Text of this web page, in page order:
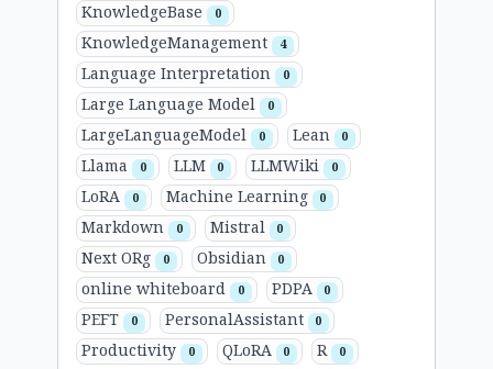
KnowledgeBase 0
KnowledgeManagement 4
Language Interpretation 0
Large Language Model 0
LargeLanguageModel 0 Lean 0
Llama 0 LLM 0 LLMWiki 0
LoRA 0 Machine Learning 0
Markdown 0 Mistral 0
Next ORg 0 Obsidian 0
online whiteboard 0 PDPA 0
PEFT 0 PersonalAssistant 0
Productivity 0 QLoRA 0 R 0